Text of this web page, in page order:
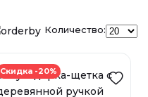
Количество:
Скидка -20%